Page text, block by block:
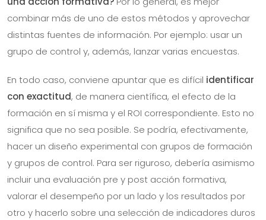
combinar más de uno de estos métodos y aprovechar
distintas fuentes de información. Por ejemplo: usar un
grupo de control y, además, lanzar varias encuestas.
En todo caso, conviene apuntar que es difícil identificar
con exactitud, de manera científica, el efecto de la
formación en sí misma y el ROI correspondiente. Esto no
significa que no sea posible. Se podría, efectivamente,
hacer un diseño experimental con grupos de formación
y grupos de control. Para ser riguroso, debería asimismo
incluir una evaluación pre y post acción formativa,
valorar el desempeño por un lado y los resultados por
otro y hacerlo sobre una selección de indicadores duros